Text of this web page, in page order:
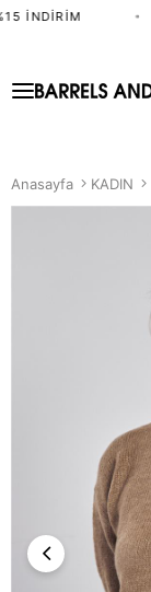
İNDIRIM
Anasayfa KADIN